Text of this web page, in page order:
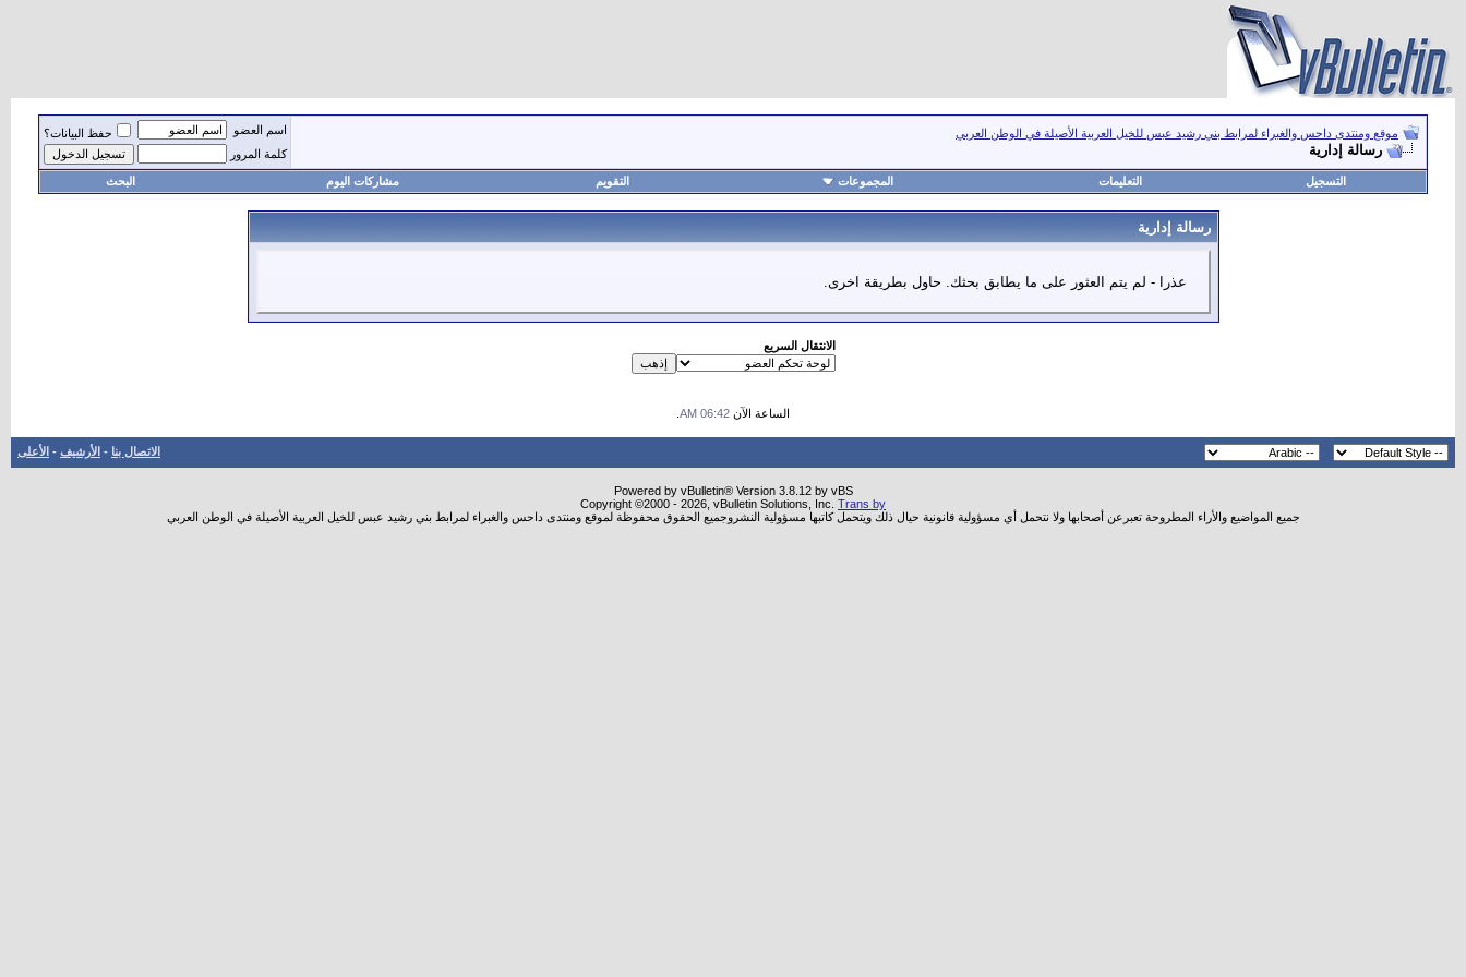
موقع ومنتدى داحس والغبراء لمرابط بني رشيد عبس للخيل العربية الأصيلة في الوطن العربي
رسالة إدارية
اسم العضو
حفظ البيانات؟
كلمة المرور
التسجيل التعليمات المجموعات التقويم مشاركات اليوم البحث
رسالة إدارية
عذرا - لم يتم العثور على ما يطابق بحثك. حاول بطريقة اخرى.
الانتقال السريع
الساعة الآن 06:42 AM
الاتصال بنا - الأرشيف - الأعلى
Powered by vBulletin® Version 3.8.12 by vBS
Copyright ©2000 - 2026, vBulletin Solutions, Inc. Trans by
جميع المواضيع والأراء المطروحة تعبرعن أصحابها ولا نتحمل أي مسؤولية قانونية حيال ذلك ويتحمل كاتبها مسؤولية النشروجميع الحقوق محفوظة لموقع ومنتدى داحس والغبراء لمرابط بني رشيد عبس للخيل العربية الأصيلة في الوطن العربي